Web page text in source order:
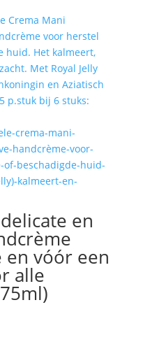
Crema Mani
voor herstel
huid. Het kalmeert,
Met Royal Jelly
en Aziatisch
p.stuk bij 6 stuks:
en
en vóór een
alle